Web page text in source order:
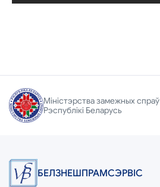
Міністэрства замежных спраў
Рэспублікі Беларусь
БЕЛЗНЕШПРАМСЭРВIС